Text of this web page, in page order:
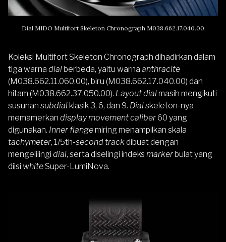
Dial MIDO Multifort Skeleton Chronograph M038.662.17.040.00
Koleksi Multifort Skeleton Chronograph dihadirkan dalam
tiga warna dialberbeda, yaitu warna anthracite
(M038.662.11.060.00), biru (M038.662.17.040.00) dan
hitam (M038.662.37.050.00). Layout dialmasih mengikuti
susunan subdialklasik 3, 6, dan 9. Dialskeleton-nya
memamerkan display movement caliber60 yang
digunakan. Inner flangemiring menampilkan skala
tachymeter, 1/5th-second trackdibuat dengan
mengelilingi dial, serta diselingi indeksmarkerbulat yang
diisi white Super-LumiNova.